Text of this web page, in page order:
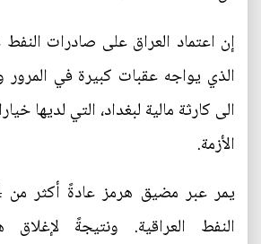
إن اعتماد العراق على صادرات
الذي يواجه عقبات كبيرة في المرور
الى كارثة مالية لبغداد، التي لديها
الأزمة.
النفط العراقية. ونتيجةً لإغلاق